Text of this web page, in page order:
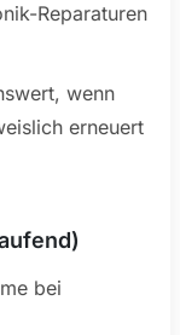
Reparaturen
wenn
erneuert
bei